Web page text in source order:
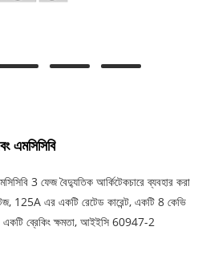
3 ফেজ বৈদ্যুতিক আর্কিটেকচারে ব্যবহার করা
125A এর একটি রেটেড কারেন্ট, একটি 8 কেভি
ব্রেকিং ক্ষমতা, আইইসি 60947-2